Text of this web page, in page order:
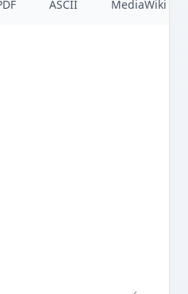
ASCII MediaWiki